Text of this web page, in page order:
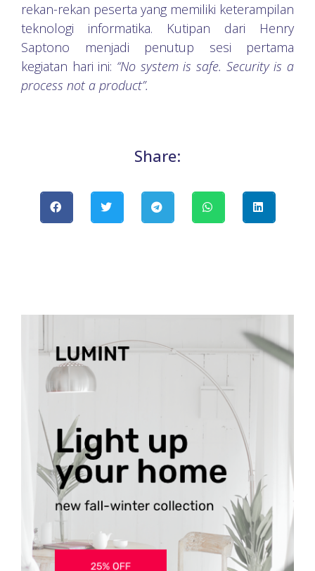
rekan-rekan peserta yang memiliki keterampilan
teknologi informatika. Kutipan dari Henry
Saptono menjadi penutup sesi pertama
kegiatan hari ini: “No system is safe. Security is a
process not a product”.
Share: